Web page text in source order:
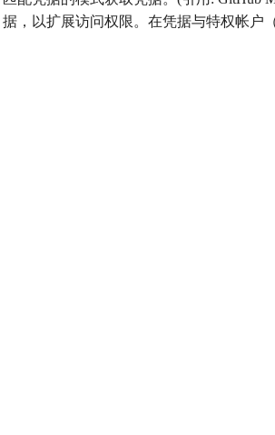
据，以扩展访问权限。在凭据与特权帐户